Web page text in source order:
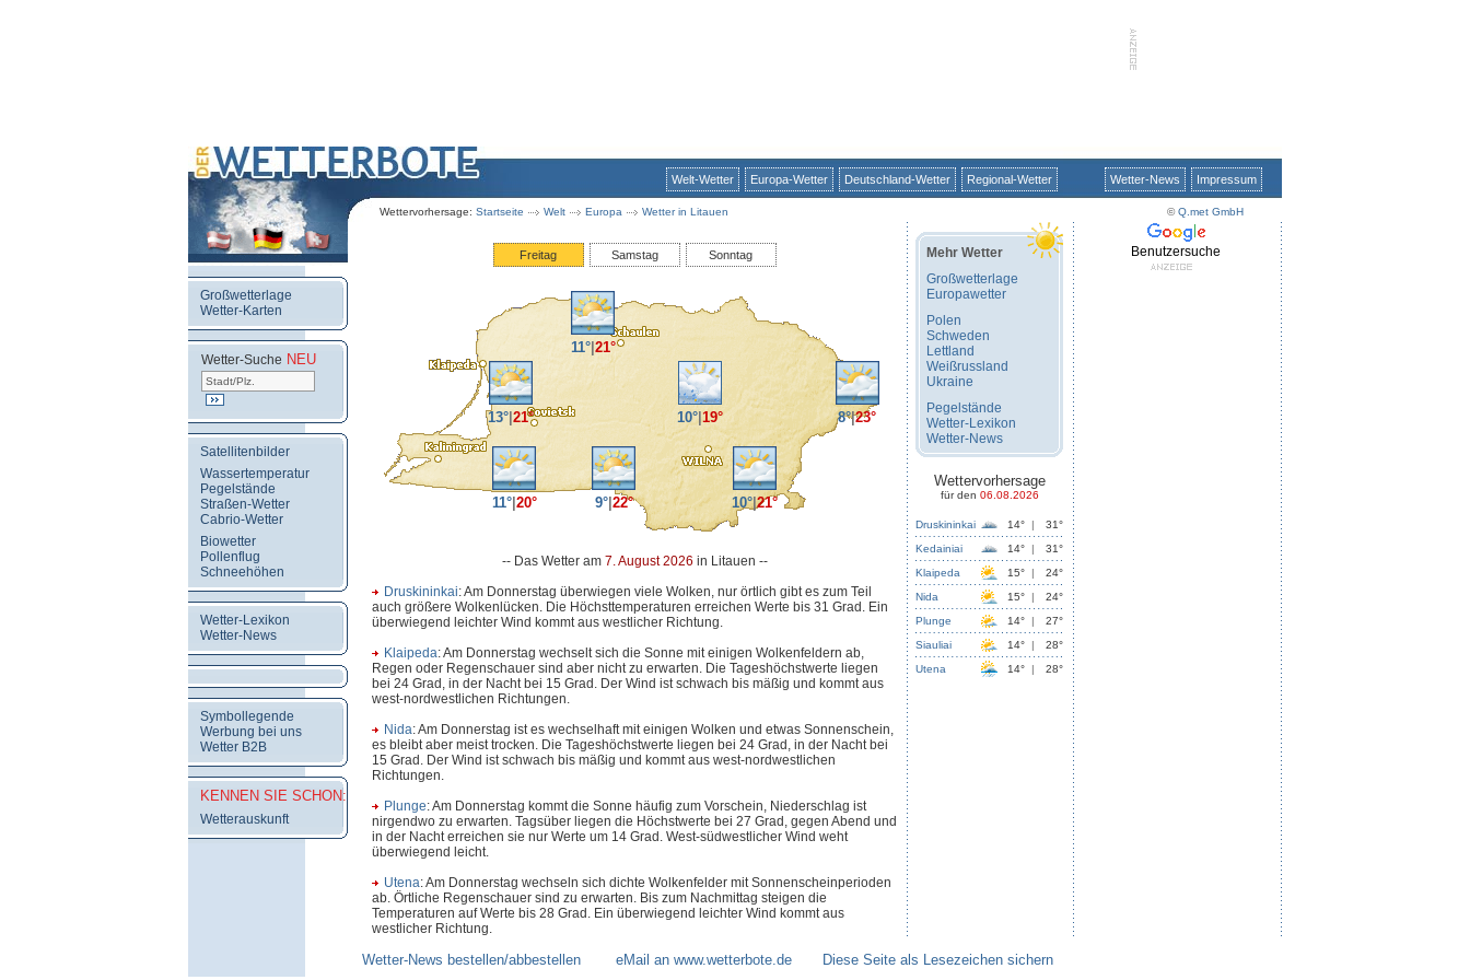
Welt-Wetter Europa-Wetter Deutschland-Wetter Regional-Wetter
Wettervorhersage: Startseite Welt Europa Wetter in Litauen
Wetter-News Impressum
©Q.met GmbH
Großwetterlage
Wetter-Karten
Wetter-Suche NEU
Satellitenbilder
Wassertemperatur
Pegelstände
Straßen-Wetter
Cabrio-Wetter
Biowetter
Pollenflug
Schneehöhen
Wetter-Lexikon
Wetter-News
Symbollegende
Werbung bei uns
Wetter B2B
KENNEN SIE SCHON:
Wetterauskunft
Freitag Samstag Sonntag
11°| 21°
13°| 21° 10°| 19° 8°|23°
11°| 20° 9°| 22° 10°|21°
-- Das Wetter am 7. August 2026 in Litauen --
Druskininkai: Am Donnerstag überwiegen viele Wolken, nur örtlich gibt es zum Teil
auch größere Wolkenlücken. Die Höchsttemperaturen erreichen Werte bis 31 Grad. Ein
überwiegend leichter Wind kommt aus westlicher Richtung.
Klaipeda: Am Donnerstag wechselt sich die Sonne mit einigen Wolkenfeldern ab,
Regen oder Regenschauer sind aber nicht zu erwarten. Die Tageshöchstwerte liegen
bei 24 Grad, in der Nacht bei 15 Grad. Der Wind ist schwach bis mäßig und kommt aus
west-nordwestlichen Richtungen.
Nida: Am Donnerstag ist es wechselhaft mit einigen Wolken und etwas Sonnenschein,
es bleibt aber meist trocken. Die Tageshöchstwerte liegen bei 24 Grad, in der Nacht bei
15 Grad. Der Wind ist schwach bis mäßig und kommt aus west-nordwestlichen
Richtungen.
Plunge: Am Donnerstag kommt die Sonne häufig zum Vorschein, Niederschlag ist
nirgendwo zu erwarten. Tagsüber liegen die Höchstwerte bei 27 Grad, gegen Abend und
in der Nacht erreichen sie nur Werte um 14 Grad. West-südwestlicher Wind weht
überwiegend leicht.
Utena: Am Donnerstag wechseln sich dichte Wolkenfelder mit Sonnenscheinperioden
ab. Örtliche Regenschauer sind zu erwarten. Bis zum Nachmittag steigen die
Temperaturen auf Werte bis 28 Grad. Ein überwiegend leichter Wind kommt aus
westlicher Richtung.
Mehr Wetter
Großwetterlage
Europawetter
Polen
Schweden
Lettland
Weißrussland
Ukraine
Pegelstände
Wetter-Lexikon
Wetter-News
Wettervorhersage
für den 06.08.2026
Druskininkai 14° |
31°
Kedainiai
14° |
31°
Klaipeda
15° |
24°
Nida
15° |
24°
Plunge
14° |
27°
Siauliai
14° |
28°
Utena
14° | 28°
Benutzersuche
Wetter-News bestellen/abbestellen eMail an www.wetterbote.de Diese Seite als Lesezeichen sichern